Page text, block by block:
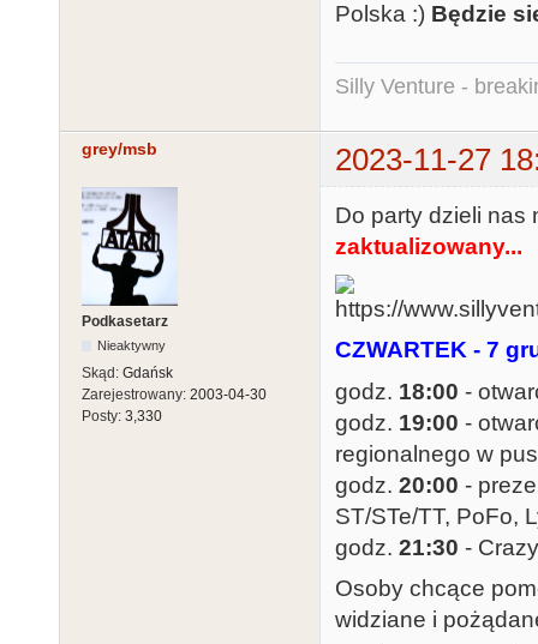
Polska :) Będzie
Silly Venture -
grey/msb 2023-11-27
Podkasetarz
Nieaktywny
Skąd: Gdańsk
Zarejestrowany: 2003-04-30
Posty: 3,330
Do party dzieli nas
zaktualizowany...
CZWARTEK - 7
godz. 18:00 -
godz. 19:00 -
regionalnego w
godz. 20:00 -
ST/STe/TT, PoFo,
godz. 21:30 -
Osoby chcące
widziane i